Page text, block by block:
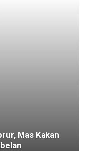
Mas Kakan